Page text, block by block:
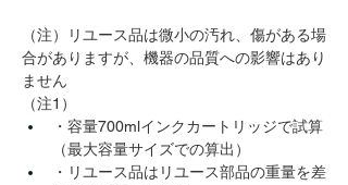
（注）リユース品は微小の汚れ、傷がある場
合がありますが、機器の品質への影響はあり
ません
（注1）
・容量700mlインクカートリッジで試算
（最大容量サイズでの算出）
・リユース品はリユース部品の重量を差